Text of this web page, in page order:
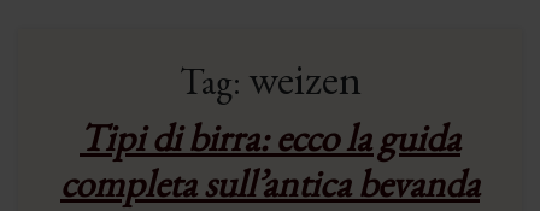
Tag: weizen
Tipi di birra: ecco la guida
completa sull’antica bevanda